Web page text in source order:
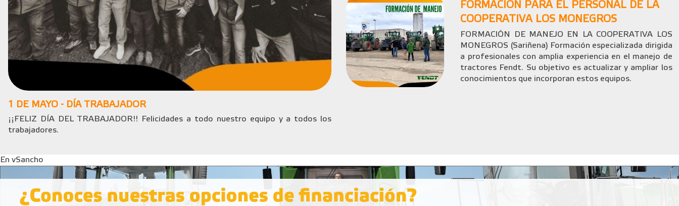
1 DE MAYO - DÍA TRABAJADOR
¡¡FELIZ DÍA DEL TRABAJADOR!! Felicidades a todo nuestro equipo y a todos los
trabajadores.
FORMACIÓN PARA EL PERSONAL DE LA
COOPERATIVA LOS MONEGROS
FORMACIÓN DE MANEJO EN LA COOPERATIVA LOS
MONEGROS (Sariñena) Formación especializada dirigida
a profesionales con amplia experiencia en el manejo de
tractores Fendt. Su objetivo es actualizar y ampliar los
conocimientos que incorporan estos equipos.
En vSancho